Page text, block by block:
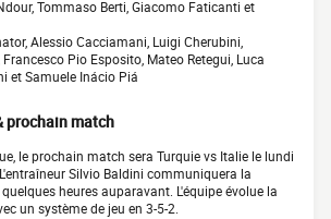
Tommaso Berti, Giacomo Faticanti et
Alessio Cacciamani, Luigi Cherubini,
Pio Esposito, Mateo Retegui, Luca
et Samuele Inácio Piá
prochain match
le prochain match sera Turquie vs Italie le lundi
Silvio Baldini communiquera la
heures auparavant. L'équipe évolue la
un système de jeu en 3-5-2.